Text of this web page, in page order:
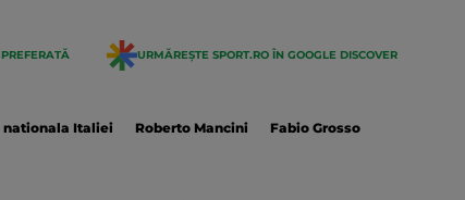
URMĂREȘTE SPORT.RO ÎN GOOGLE DISCOVER
nationala Italiei Roberto Mancini Fabio Grosso